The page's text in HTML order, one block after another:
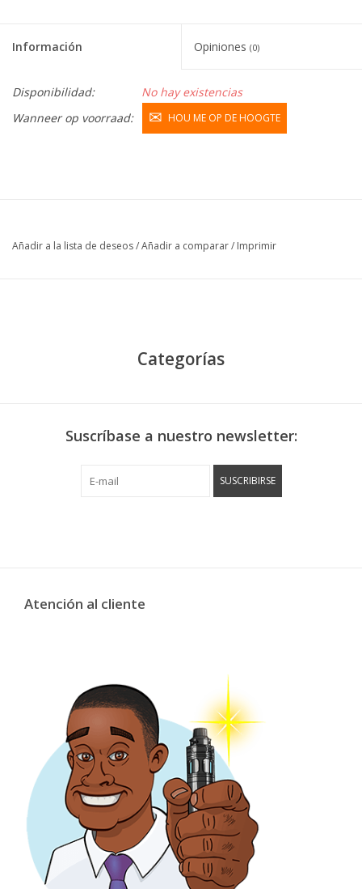
Información Opiniones (0)
Disponibilidad:
No hay existencias
Wanneer op voorraad:
HOU ME OP DE HOOGTE
Añadir a la lista de deseos/Añadir a comparar/ Imprimir
Categorías
Suscríbase a nuestro newsletter:
SUSCRIBIRSE
Atención al cliente